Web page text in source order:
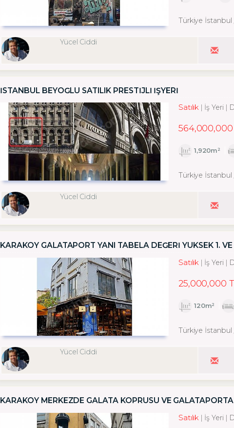
Türkiye İstanbul
Yücel Ciddi
İSTANBUL BEYOĞLU SATILIK PRESTIJLI İŞYERI
Satılık İş Yeri
564,000,000
1,920m²
Türkiye
Yücel Ciddi
KARAKÖY GALATAPORT YANI TABELA DEĞERİ YÜKSEK 1.
Satılık İş Yeri
25,000,000
120m²
Türkiye
Yücel Ciddi
KARAKÖY MERKEZDE GALATA KÖPRÜSÜ VE
Satılık İş Yeri